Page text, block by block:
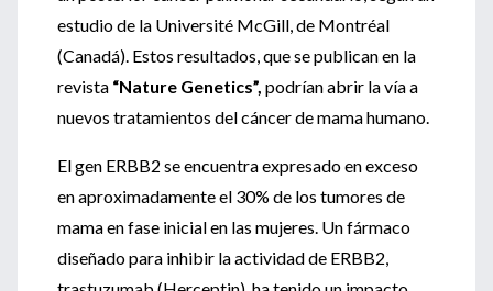
estudio de la Université McGill, de Montréal
(Canadá). Estos resultados, que se publican en la
revista “Nature Genetics”, podrían abrir la vía a
nuevos tratamientos del cáncer de mama humano.
El gen ERBB2 se encuentra expresado en exceso
en aproximadamente el 30% de los tumores de
mama en fase inicial en las mujeres. Un fármaco
diseñado para inhibir la actividad de ERBB2,